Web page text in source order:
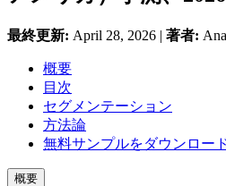
最終更新: April 28, 2026 | 著者:
概要
目次
セグメンテーション
方法論
無料サンプルをダウンロー
概要